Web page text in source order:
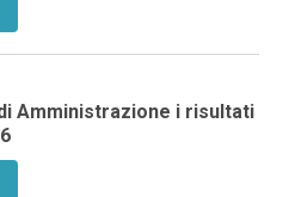
Amministrazione i risultati